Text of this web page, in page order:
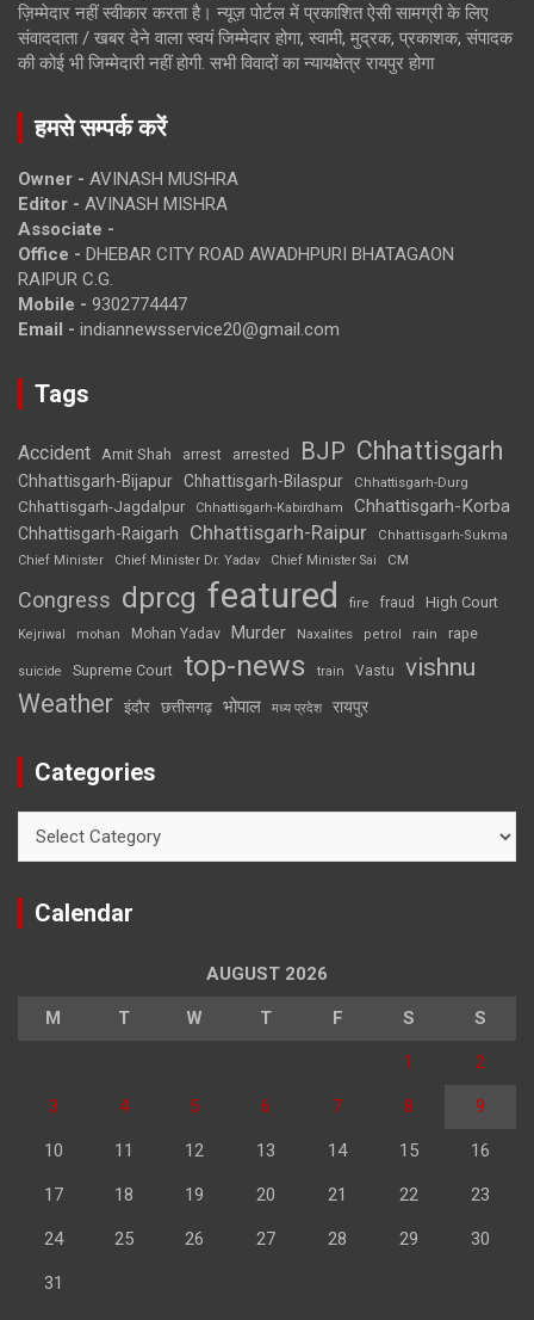
ज़िम्मेदार नहीं स्वीकार करता है। न्यूज़ पोर्टल में प्रकाशित ऐसी सामग्री के लिए
संवाददाता / खबर देने वाला स्वयं जिम्मेदार होगा, स्वामी, मुद्रक, प्रकाशक, संपादक
की कोई भी जिम्मेदारी नहीं होगी. सभी विवादों का न्यायक्षेत्र रायपुर होगा
हमसे सम्पर्क करें
Owner - AVINASH MUSHRA
Editor - AVINASH MISHRA
Associate -
Office - DHEBAR CITY ROAD AWADHPURI BHATAGAON
RAIPUR C.G.
Mobile - 9302774447
Email - indiannewsservice20@gmail.com
Tags
Accident Amit Shah arrest arrested BJP Chhattisgarh
Chhattisgarh-Bijapur Chhattisgarh-Bilaspur Chhattisgarh-Durg
Chhattisgarh-Jagdalpur Chhattisgarh-Kabirdham Chhattisgarh-Korba
Chhattisgarh-Raigarh Chhattisgarh-Raipur
Chhattisgarh-Sukma
Chief Minister
Chief Minister Dr. Yadav Chief Minister Sai CM
Congress dprcg featured fire fraud High Court
Kejriwal mohan Mohan Yadav Murder Naxalites petrol rain rape
suicide Supreme Court top-news train Vastu vishnu
Weather इंदौर छत्तीसगढ़ भोपाल मध्य प्रदेश रायपुर
Categories
Calendar
AUGUST 2026
M T W T F S S
1 2
3 4 5 6 7 8 9
10 11 12 13 14 15 16
17 18 19 20 21 22 23
24 25 26 27 28 29 30
31